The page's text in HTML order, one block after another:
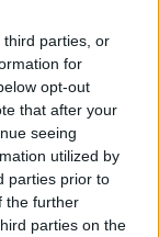
third parties, or
for
opt-out
that after your
seeing
utilized by
parties prior to
the further
parties on the